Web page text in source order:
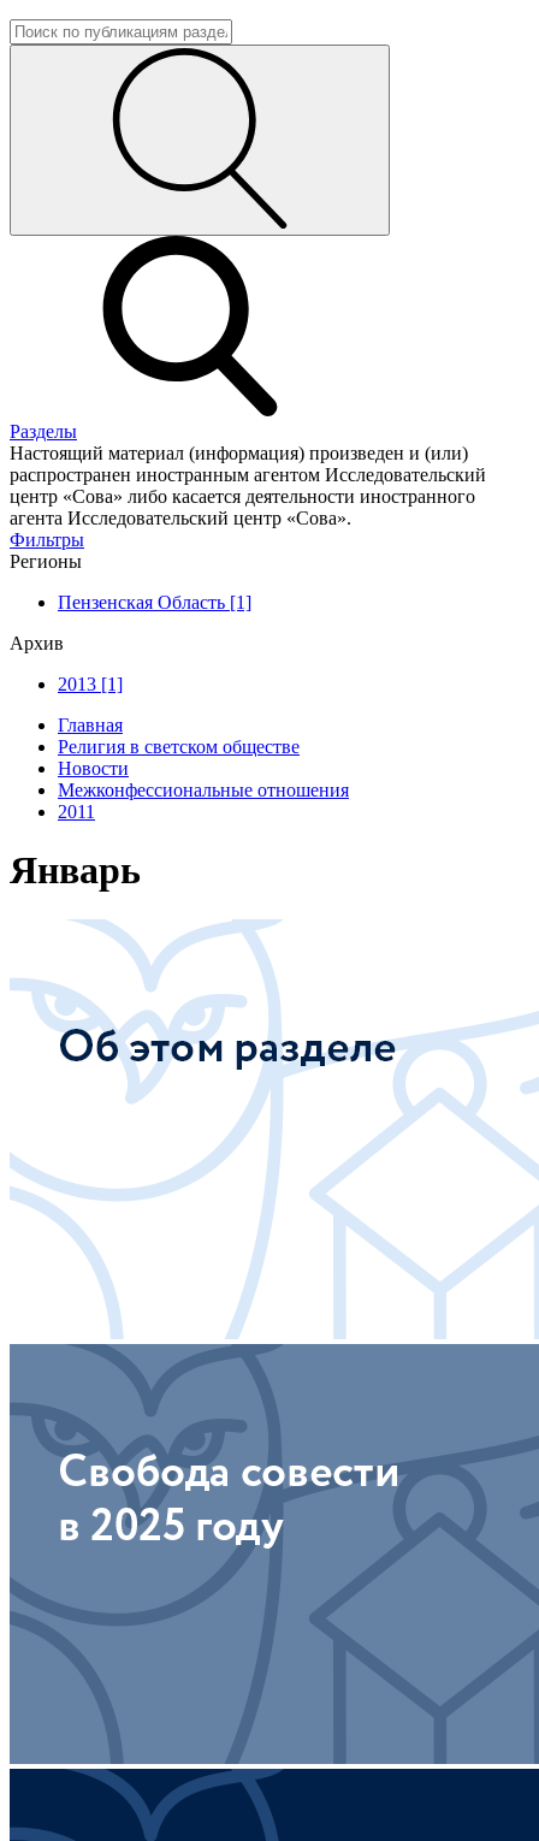
Разделы
Настоящий материал (информация) произведен и (или)
распространен иностранным агентом Исследовательский
центр «Сова» либо касается деятельности иностранного
агента Исследовательский центр «Сова».
Фильтры
Регионы
Пензенская Область [1]
Архив
2013 [1]
Главная
Религия в светском обществе
Новости
Межконфессиональные отношения
2011
Январь